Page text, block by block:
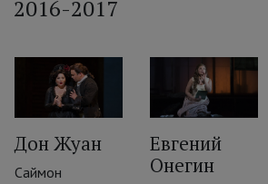
2016-2017
Дон Жуан
Саймон
Евгений
Онегин